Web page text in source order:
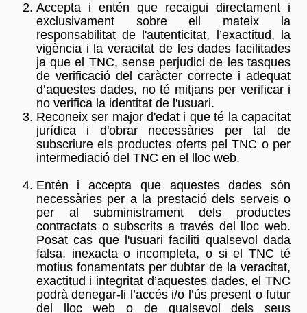
Accepta i entén que recaigui directament i
exclusivament sobre ell mateix la
responsabilitat de l'autenticitat, l’exactitud, la
vigència i la veracitat de les dades facilitades
ja que el TNC, sense perjudici de les tasques
de verificació del caràcter correcte i adequat
d’aquestes dades, no té mitjans per verificar i
no verifica la identitat de l'usuari.
Reconeix ser major d'edat i que té la capacitat
jurídica i d'obrar necessàries per tal de
subscriure els productes oferts pel TNC o per
intermediació del TNC en el lloc web.
Entén i accepta que aquestes dades són
necessàries per a la prestació dels serveis o
per al subministrament dels productes
contractats o subscrits a través del lloc web.
Posat cas que l'usuari faciliti qualsevol dada
falsa, inexacta o incompleta, o si el TNC té
motius fonamentats per dubtar de la veracitat,
exactitud i integritat d’aquestes dades, el TNC
podrà denegar-li l’accés i/o l’ús present o futur
del lloc web o de qualsevol dels seus